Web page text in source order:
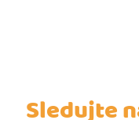
Sledujte